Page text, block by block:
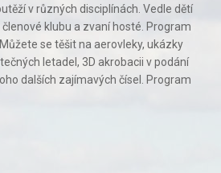
v různých disciplínách. Vedle dětí
klubu a zvaní hosté. Program
se těšit na aerovleky, ukázky
letadel, 3D akrobacii v podání
dalších zajímavých čísel. Program